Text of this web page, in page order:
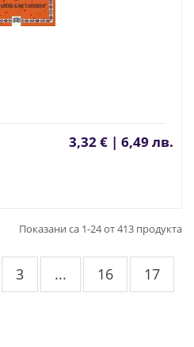
3,32 € | 6,49 лв.
Показани са 1-24 от 413 продукта
3 ... 16
17